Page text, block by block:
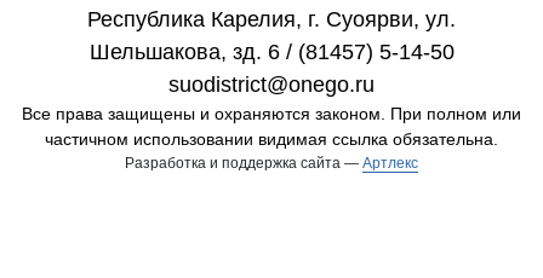
Республика Карелия, г. Cуоярви, ул.
Шельшакова, зд. 6 / (81457) 5-14-50
suodistrict@onego.ru
Все права защищены и охраняются законом. При полном или
частичном использовании видимая ссылка обязательна.
Разработка и поддержка сайта — Артлекс